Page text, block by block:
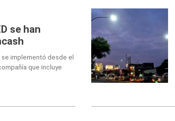
se han
implementó desde el
que incluye